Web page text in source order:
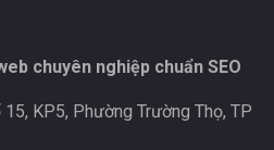
chuyên nghiệp chuẩn SEO
KP5, Phường Trường Thọ, TP